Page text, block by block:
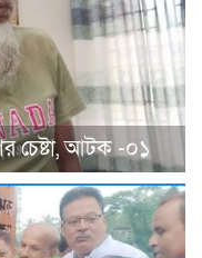
চেষ্টা, আটক -০১